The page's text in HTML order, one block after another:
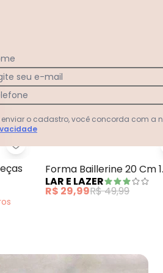
Cônica 20 Cm 1 Peça
Lar e Lazer - Kit Formas de
Forma Baillerine 20 Cm 1
Peça
LAR E LAZER
R$ 29,99R$ 49,99
seu e-mail
enviar o cadastro, você concorda com a